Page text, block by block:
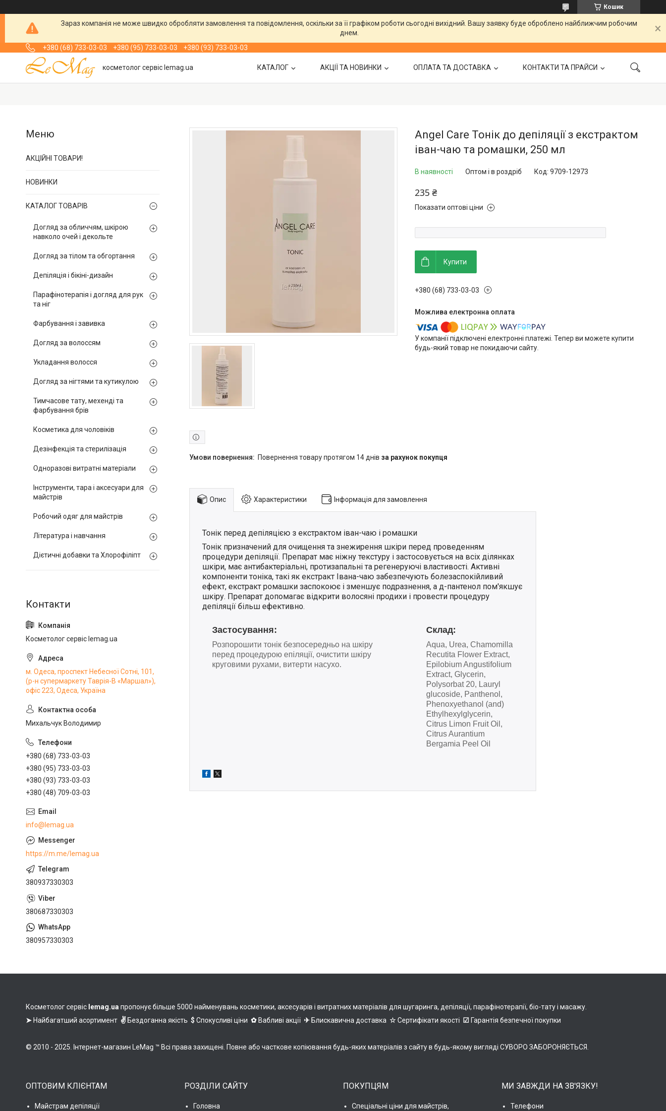
Кошик
Зараз компанія не може швидко обробляти замовлення та повідомлення, оскільки за її графіком роботи сьогодні вихідний. Вашу заявку буде оброблено найближчим робочим
днем.
+380 (68) 733-03-03
+380 (95) 733-03-03 +380 (93) 733-03-03
косметолог сервіс lemag.ua КАТАЛОГ АКЦІЇ ТА НОВИНКИ ОПЛАТА ТА ДОСТАВКА КОНТАКТИ ТА ПРАЙСИ
Angel Care Тонік до депіляції з екстрактом
іван-чаю та ромашки, 250 мл
В наявності Оптом і в роздріб Код: 9709-12973
235 ₴
Показати оптові ціни
Купити
+380 (68) 733-03-03
У компанії підключені електронні платежі. Тепер ви можете купити
будь-який товар не покидаючи сайту.
повернення товару протягом 14 днів за рахунок покупця
Опис Характеристики Інформація для замовлення
Тонік перед депіляцією з екстрактом іван-чаю і ромашки
Тонік призначений для очищення та знежирення шкіри перед проведенням
процедури депіляції. Препарат має ніжну текстуру і застосовується на всіх ділянках
шкіри, має антибактеріальні, протизапальні та регенеруючі властивості. Активні
компоненти тоніка, такі як екстракт Івана-чаю забезпечують болезаспокійливий
ефект, екстракт ромашки заспокоює і зменшує подразнення, а д-пантенол пом'якшує
шкіру. Препарат допомагає відкрити волосяні продихи і провести процедуру
депіляції більш ефективно.
Застосування:
Розпорошити тонік безпосередньо на шкіру
перед процедурою епіляції, очистити шкіру
круговими рухами, витерти насухо.
Склад:
Aqua, Urea, Chamomilla
Recutita Flower Extract,
Epilobium Angustifolium
Extract, Glycerin,
Polysorbat 20, Lauryl
glucoside, Panthenol,
Phenoxyethanol (and)
Ethylhexylglycerin,
Citrus Limon Fruit Oil,
Citrus Aurantium
Bergamia Peel Oil
АКЦІЙНІ ТОВАРИ!
НОВИНКИ
КАТАЛОГ ТОВАРІВ
Догляд за обличчям, шкірою
навколо очей і декольте
Догляд за тілом та обгортання
Депіляція і бікіні-дизайн
Парафінотерапія і догляд для рук
та ніг
Фарбування і завивка
Догляд за волоссям
Укладання волосся
Догляд за нігтями та кутикулою
Тимчасове тату, мехенді та
фарбування брів
Косметика для чоловіків
Дезінфекція та стерилізація
Одноразові витратні матеріали
Інструменти, тара і аксесуари для
майстрів
Робочий одяг для майстрів
Література і навчання
Дієтичні добавки та Хлорофіліпт
Косметолог сервіс lemag.ua
м. Одеса, проспект Небесної Сотні, 101,
(р-н супермаркету Таврія-В «Маршал»),
офіс 223, Одеса, Україна
Михальчук Володимир
+380 (68) 733-03-03
+380 (95) 733-03-03
+380 (93) 733-03-03
+380 (48) 709-03-03
info@lemag.ua
https://m.me/lemag.ua
380937330303
380687330303
380957330303
Косметолог сервіс lemag.ua пропонує більше 5000 найменувань косметики, аксесуарів і витратних матеріалів для шугаринга, депіляції, парафінотерапії, біо-тату і масажу.
➤ Найбагатший асортимент ✌ Бездоганна якість $ Спокусливі ціни ✿ Вабливі акції ✈ Блискавична доставка ☆Сертифікати якості ☑ Гарантія безпечної покупки
© 2010 - 2025. Інтернет-магазин LeMag ™ Всі права захищені. Повне або часткове копіювання будь-яких матеріалів з сайту в будь-якому вигляді СУВОРО ЗАБОРОНЯЄТЬСЯ.
ОПТОВИМ КЛІЄНТАМ
Майстрам депіляції
РОЗДІЛИ САЙТУ
Головна
ПОКУПЦЯМ
Спеціальні ціни для майстрів,
МИ ЗАВЖДИ НА ЗВ'ЯЗКУ!
Телефони